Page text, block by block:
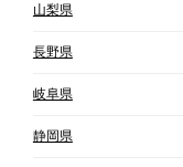
山梨県
長野県
岐阜県
静岡県